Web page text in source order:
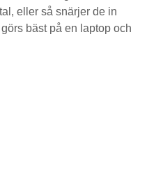
eller så snärjer de in
bäst på en laptop och